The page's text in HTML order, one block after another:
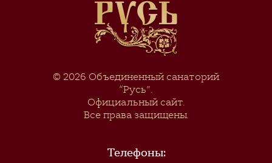
© 2026 Объединенный санаторий
“Русь”.
Официальный сайт.
Все права защищены.
Телефоны: